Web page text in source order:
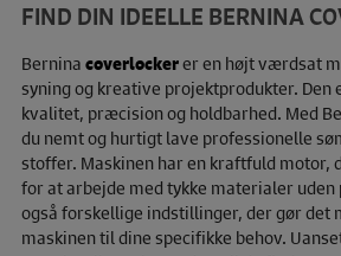
FIND DIN IDEELLE BERNINA
Bernina coverlockerer en højt værdsat
syning og kreative projektprodukter. Den
kvalitet, præcision og holdbarhed. Med
du nemt og hurtigt lave professionelle
stoffer. Maskinen har en kraftfuld motor,
for at arbejde med tykke materialer uden
også forskellige indstillinger, der gør det
maskinen til dine specifikke behov.